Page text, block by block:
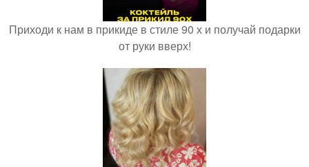
Приходи к нам в прикиде в стиле 90 х и получай подарки
от руки вверх!